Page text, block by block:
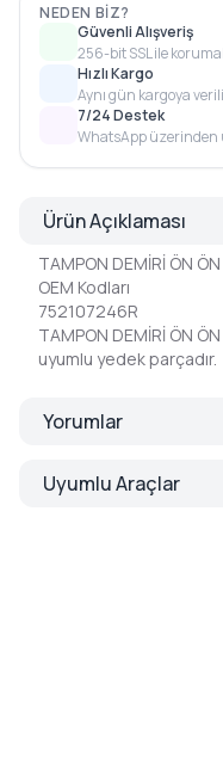
NEDEN BIZ?
Güvenli Alışveriş
256-bit SSL ile
Hızlı Kargo
Aynı gün kargoya
7/24 Destek
WhatsApp üzerinden
Ürün Açıklaması
TAMPON DEMİRİ ÖN
OEM Kodları
752107246R
TAMPON DEMİRİ ÖN
uyumlu yedek parçadır.
Yorumlar
Uyumlu Araçlar